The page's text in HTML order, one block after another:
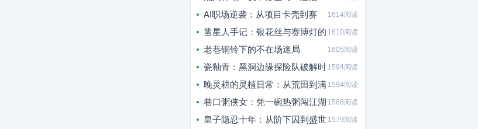
AI职场逆袭：从项目卡壳到赛 1614阅读
凿星人手记：银花丝与赛博灯的 1610阅读
老巷铜铃下的不在场迷局 1605阅读
瓷釉青：黑洞边缘探险队破解时 1594阅读
晚灵耕的灵植日常：从荒田到满 1594阅读
巷口粥侠女：凭一碗热粥闯江湖 1588阅读
皇子隐忍十年：从阶下囚到盛世 1579阅读